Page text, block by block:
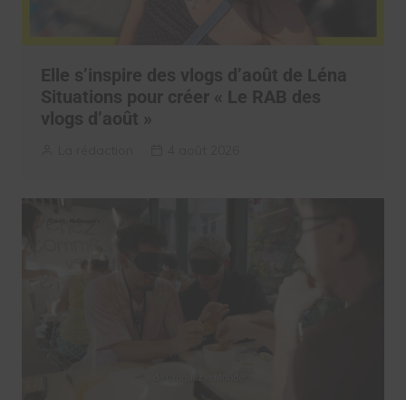
Elle s’inspire des vlogs d’août de Léna
Situations pour créer « Le RAB des
vlogs d’août »